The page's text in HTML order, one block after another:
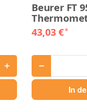
Beurer FT
43,03 €*
In